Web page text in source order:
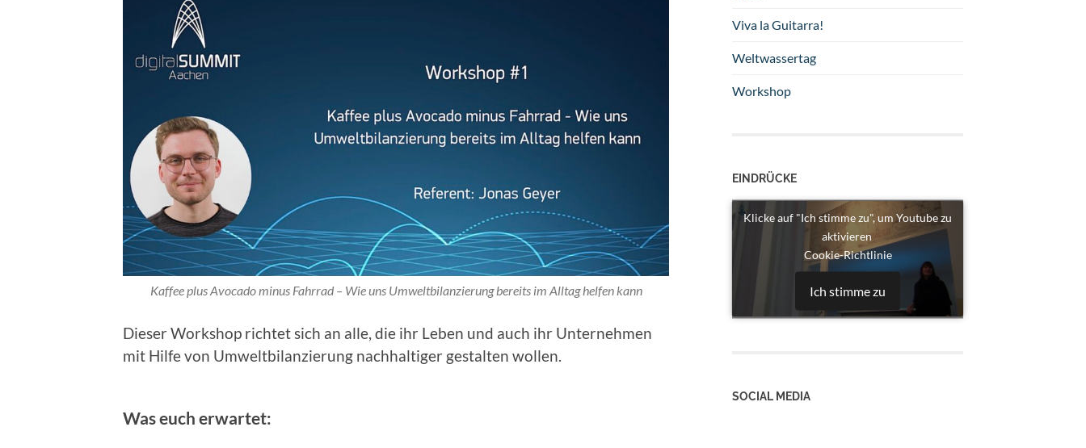
Kaffee plus Avocado minus Fahrrad – Wie uns Umweltbilanzierung bereits im Alltag helfen kann
Dieser Workshop richtet sich an alle, die ihr Leben und auch ihr Unternehmen
mit Hilfe von Umweltbilanzierung nachhaltiger gestalten wollen.
Was euch erwartet:
Viva la Guitarra!
Weltwassertag
Workshop
EINDRÜCKE
Klicke auf "Ich stimme zu", um Youtube zu
aktivieren
Cookie-Richtlinie
Ich stimme zu
SOCIAL MEDIA